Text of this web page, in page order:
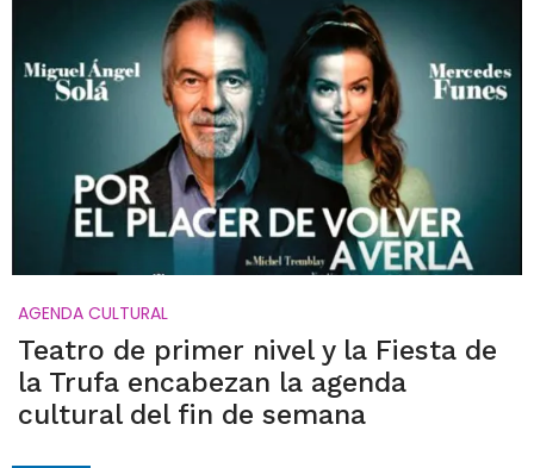
AGENDA CULTURAL
Teatro de primer nivel y la Fiesta de
la Trufa encabezan la agenda
cultural del fin de semana